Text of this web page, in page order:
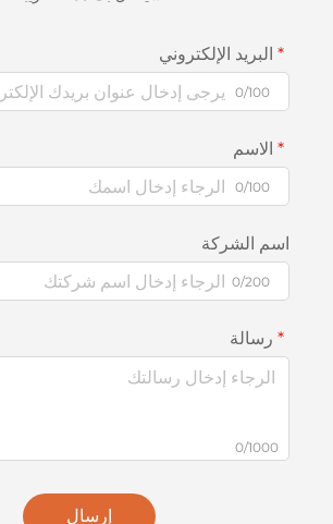
البريد الإلكتروني
0/100
الاسم
0/100
اسم الشركة
0/200
رسالة
0/1000
إرسال